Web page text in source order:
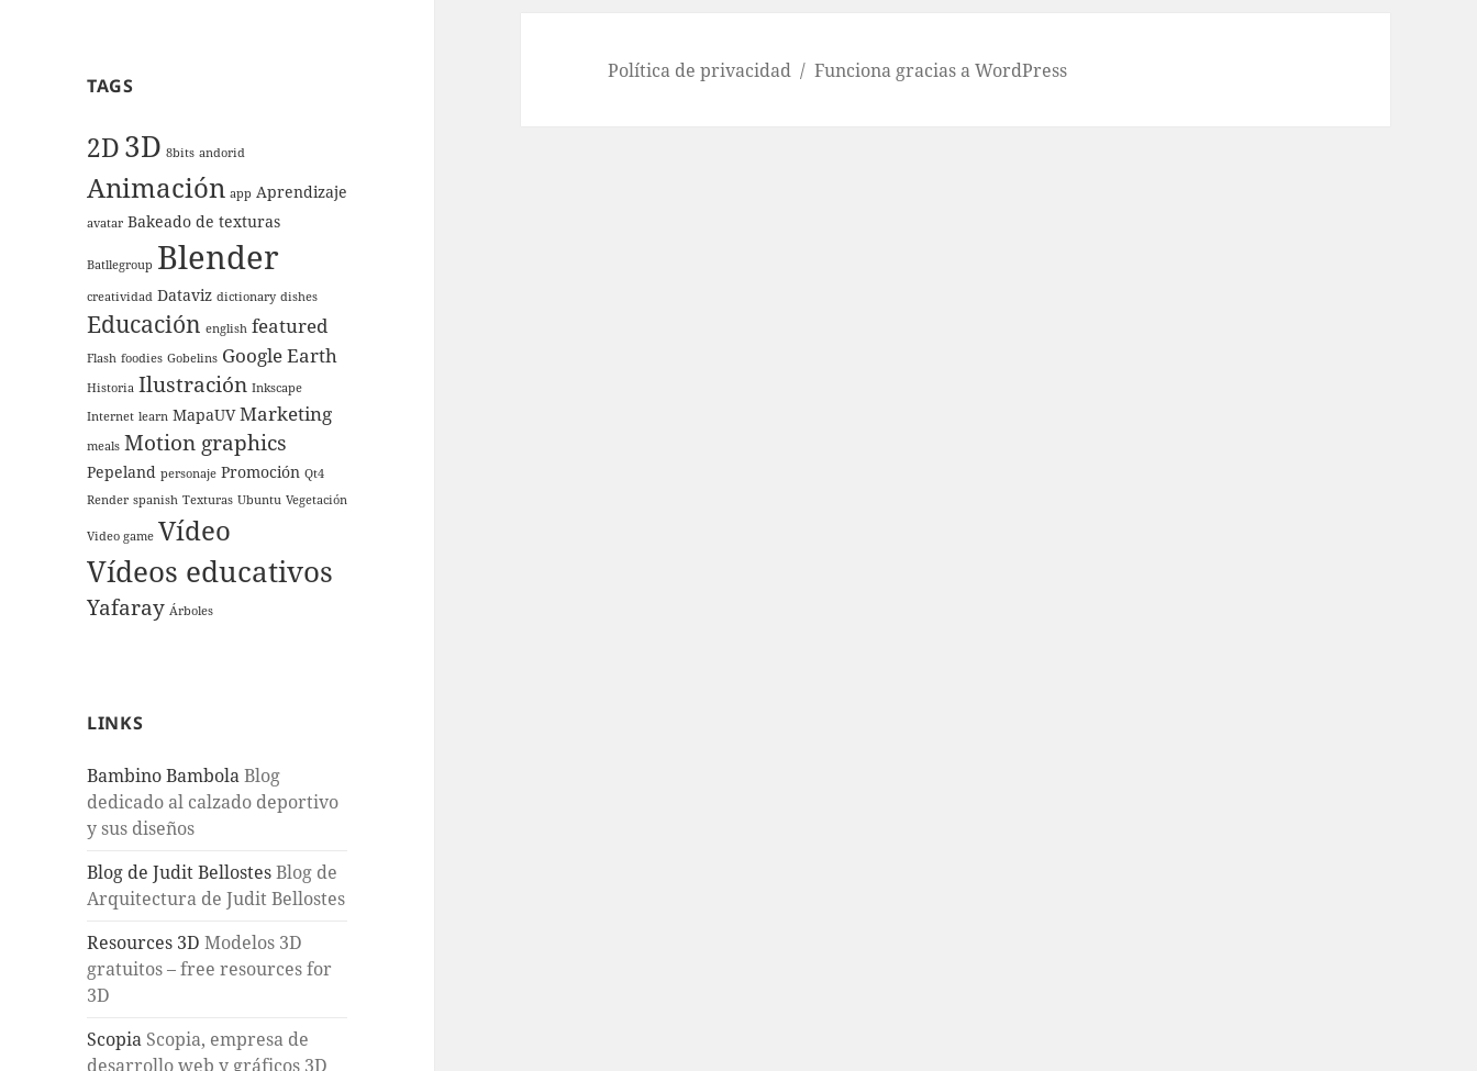
TAGS
2D3D 8bits andorid
Animación app Aprendizaje
avatar Bakeado de texturas
Batllegroup Blender
creatividad Dataviz dictionary dishes
Educación english featured
Flash foodies Gobelins Google Earth
Historia Ilustración Inkscape
Internet learn MapaUV Marketing
meals Motion graphics
Pepeland personaje Promoción Qt4
Render spanish Texturas Ubuntu Vegetación
Video game Vídeo
Vídeos educativos
Yafaray Árboles
LINKS
Bambino BambolaBlog
dedicado al calzado deportivo
y sus diseños
Blog de Judit BellostesBlog de
Arquitectura de Judit Bellostes
Resources 3D Modelos 3D
gratuitos – free resources for
3D
Scopia Scopia, empresa de
desarrollo web y gráficos 3D
Política de privacidad Funciona gracias a WordPress